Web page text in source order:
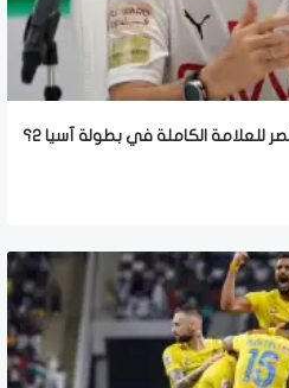
الكاملة في بطولة آسيا 2؟